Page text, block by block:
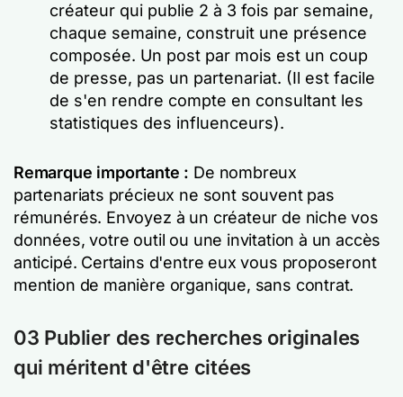
créateur qui publie 2 à 3 fois par semaine,
chaque semaine, construit une présence
composée. Un post par mois est un coup
de presse, pas un partenariat. (Il est facile
de s'en rendre compte en consultant les
statistiques des influenceurs).
Remarque importante : De nombreux
partenariats précieux ne sont souvent pas
rémunérés. Envoyez à un créateur de niche vos
données, votre outil ou une invitation à un accès
anticipé. Certains d'entre eux vous proposeront
mention de manière organique, sans contrat.
03 Publier des recherches originales
qui méritent d'être citées